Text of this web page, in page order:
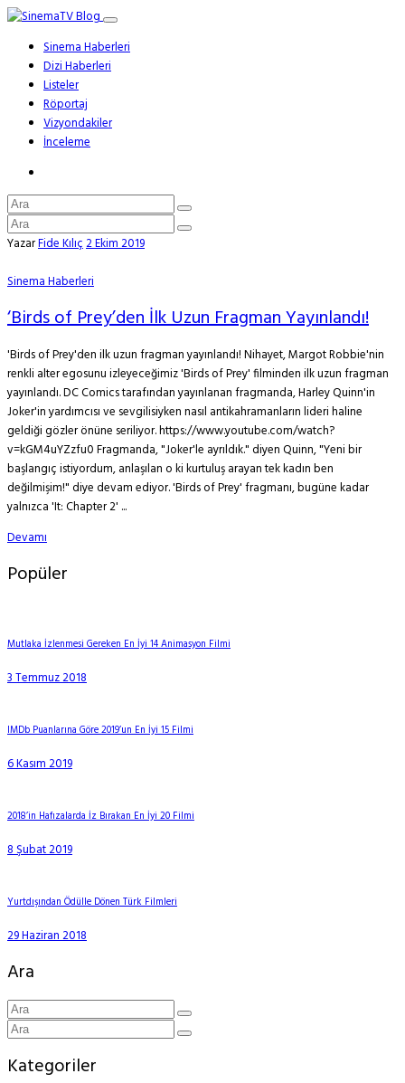
Sinema Haberleri
Dizi Haberleri
Listeler
Röportaj
Vizyondakiler
İnceleme
YazarFide Kılıç2 Ekim 2019
Sinema Haberleri
‘Birds of Prey’den İlk Uzun Fragman Yayınlandı!
'Birds of Prey'den ilk uzun fragman yayınlandı! Nihayet, Margot Robbie'nin
renkli alter egosunu izleyeceğimiz 'Birds of Prey' filminden ilk uzun fragman
yayınlandı. DC Comics tarafından yayınlanan fragmanda, Harley Quinn'in
Joker'in yardımcısı ve sevgilisiyken nasıl antikahramanların lideri haline
geldiği gözler önüne seriliyor. https://www.youtube.com/watch?
v=kGM4uYZzfu0 Fragmanda, "Joker'le ayrıldık." diyen Quinn, "Yeni bir
başlangıç istiyordum, anlaşılan o ki kurtuluş arayan tek kadın ben
değilmişim!" diye devam ediyor. 'Birds of Prey' fragmanı, bugüne kadar
yalnızca 'It: Chapter 2' ...
Devamı
Popüler
Mutlaka İzlenmesi Gereken En İyi 14 Animasyon Filmi
3 Temmuz 2018
IMDb Puanlarına Göre 2019’un En İyi 15 Filmi
6 Kasım 2019
2018’in Hafızalarda İz Bırakan En İyi 20 Filmi
8 Şubat 2019
Yurtdışından Ödülle Dönen Türk Filmleri
29 Haziran 2018
Ara
Kategoriler